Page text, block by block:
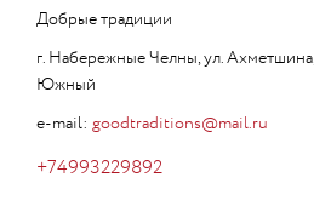
Добрые традиции
г. Набережные Челны, ул.
Южный
e-mail: goodtraditions@mail.ru
+74993229892